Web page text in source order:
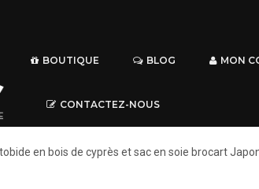
BOUTIQUE BLOG MON
CONTACTEZ-NOUS
en bois de cyprès et sac en soie brocart